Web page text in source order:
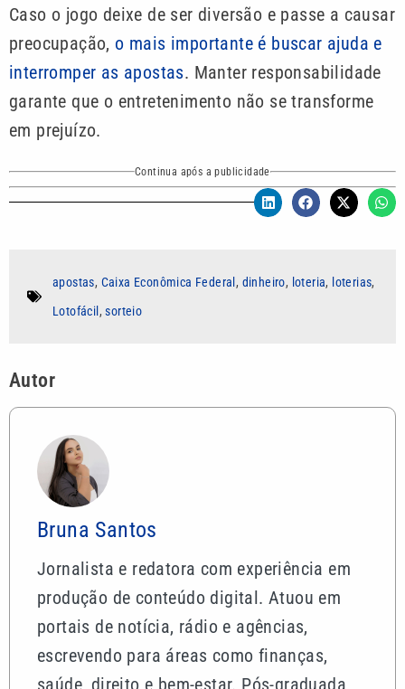
Caso o jogo deixe de ser diversão e passe a causar
preocupação, o mais importante é buscar ajuda e
interromper as apostas. Manter responsabilidade
garante que o entretenimento não se transforme
em prejuízo.
Continua após a publicidade
apostas, Caixa Econômica Federal , dinheiro, loteria, loterias,
Lotofácil ,sorteio
Autor
Bruna Santos
Jornalista e redatora com experiência em
produção de conteúdo digital. Atuou em
portais de notícia, rádio e agências,
escrevendo para áreas como finanças,
saúde, direito e bem-estar. Pós-graduada